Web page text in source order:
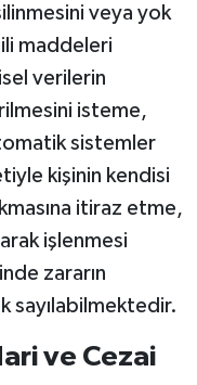
veya yok
maddeleri
verilerin
isteme,
sistemler
kişinin kendisi
itiraz etme,
işlenmesi
zararın
sayılabilmektedir.
ve Cezai